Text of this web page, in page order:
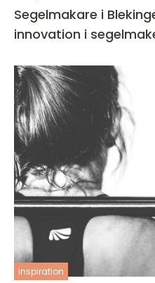
Segelmakare i
innovation i
inspiration